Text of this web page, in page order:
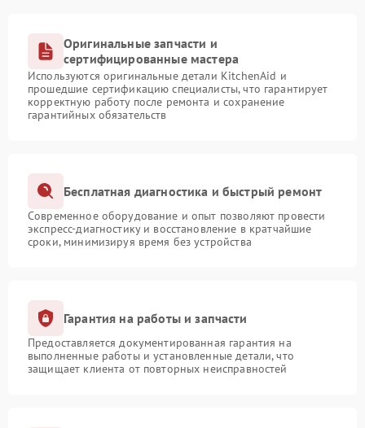
Оригинальные запчасти и
сертифицированные мастера
Используются оригинальные детали KitchenAid и
прошедшие сертификацию специалисты, что гарантирует
корректную работу после ремонта и сохранение
гарантийных обязательств
Бесплатная диагностика и быстрый ремонт
Современное оборудование и опыт позволяют провести
экспресс-диагностику и восстановление в кратчайшие
сроки, минимизируя время без устройства
Гарантия на работы и запчасти
Предоставляется документированная гарантия на
выполненные работы и установленные детали, что
защищает клиента от повторных неисправностей